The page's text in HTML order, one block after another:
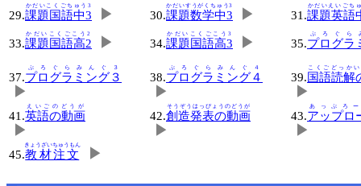
29.課題国語中3
かだいこくごちゅう3
▶ 30.課題数学中3
かだいすうがくちゅう3
▶ 31.課題英語
かだいえいごち
33.課題国語高2
かだいこくごこう2
▶ 34.課題国語高3
かだいこくごこう3
▶ 35.プログラ
ぷろぐら
37.プログラミング３
ぷろぐらみんぐ３
▶
38.プログラミング４
ぷろぐらみんぐ４
▶
39. 国語読解
こくごどっか
▶
41.英語の動画
えいごのどうが
▶
42.創造発表の動画
そうぞうはっぴょうのどうが
▶
43.アップロ
あっぷろ
▶
45.教材注文
きょうざいちゅうもん
▶